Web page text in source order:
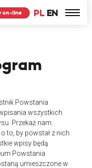
PL EN
on-line
Powstania
wszystkich
Przekaż nam
to, by powstał z nich
wpisy będą
Powstania
umieszczone w